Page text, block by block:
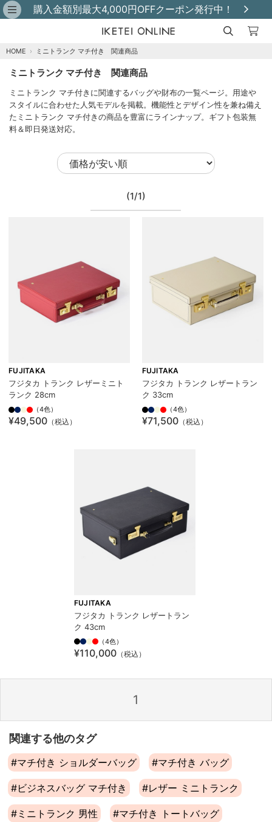
購入金額別最大4,000円OFFクーポン発行中！
HOME › ミニトランク マチ付き 関連商品
ミニトランク マチ付き 関連商品
ミニトランク マチ付きに関連するバッグや財布の一覧ページ。用途や
スタイルに合わせた人気モデルを掲載。機能性とデザイン性を兼ね備え
たミニトランク マチ付きの商品を豊富にラインナップ。ギフト包装無
料＆即日発送対応。
(1/1)
FUJITAKA
フジタカ トランク レザーミニト
ランク 28cm
（4色）
¥49,500 （税込）
FUJITAKA
フジタカ トランク レザートラン
ク 33cm
（4色）
¥71,500（税込）
FUJITAKA
フジタカ トランク レザートラン
ク 43cm
（4色）
¥110,000（税込）
1
関連する他のタグ
#マチ付き ショルダーバッグ #マチ付き バッグ
#ビジネスバッグ マチ付き #レザー ミニトランク
#ミニトランク 男性 #マチ付き トートバッグ